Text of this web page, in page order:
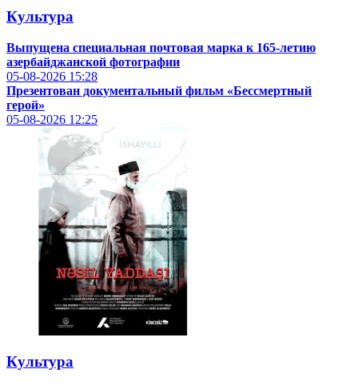
Культура
Выпущена специальная почтовая марка к 165-летию
азербайджанской фотографии
05-08-2026 15:28
Презентован документальный фильм «Бессмертный
герой»
05-08-2026 12:25
Культура